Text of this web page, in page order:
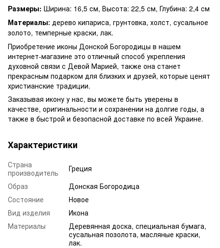
Размеры: Ширина: 16,5 см, Высота: 22,5 см, Глубина: 2,4 см
Материалы: дерево кипариса, грунтовка, холст, сусальное
золото, темперные краски, лак.
Приобретение иконы Донской Богородицы в нашем
интернет-магазине это отличный способ укрепления
духовной связи с Девой Марией, также она станет
прекрасным подарком для близких и друзей, которые ценят
христианские традиции.
Заказывая икону у нас, вы можете быть уверены в
качестве, оригинальности и сохранении на долгие годы, а
также в быстрой и безопасной доставке по всей Украине.
Характеристики
Страна
производитель
Греция
Образ
Донская Богородица
Состояние
Новое
Вид изделия
Икона
Материалы
Деревянная доска, специальная бумага,
сусальная позолота, масляные краски,
лак.